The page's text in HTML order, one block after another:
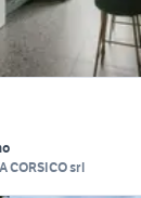
CORSICO srl